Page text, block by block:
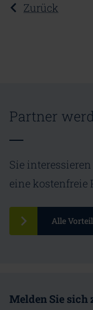
Zurück
Partner
Sie
eine kostenfreie
Alle
Melden Sie sich